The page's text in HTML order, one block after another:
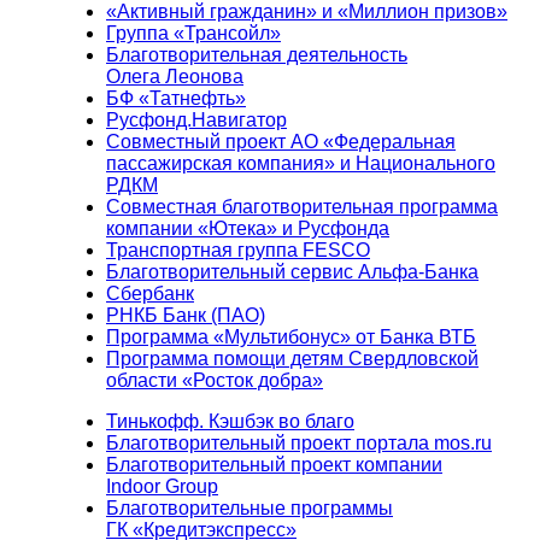
«Активный гражданин» и «Миллион призов»
Группа «Трансойл»
Благотворительная деятельность
Олега Леонова
БФ «Татнефть»
Русфонд.Навигатор
Совместный проект АО «Федеральная
пассажирская компания» и Национального
РДКМ
Совместная благотворительная программа
компании «Ютека» и Русфонда
Транспортная группа FESCO
Благотворительный сервис Альфа-Банка
Сбербанк
РНКБ Банк (ПАО)
Программа «Мультибонус» от Банка ВТБ
Программа помощи детям Свердловской
области «Росток добра»
Тинькофф. Кэшбэк во благо
Благотворительный проект портала mos.ru
Благотворительный проект компании
Indoor Group
Благотворительные программы
ГК «Кредитэкспресс»